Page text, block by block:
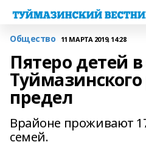
Общество 11 МАРТА 2019, 14:28
Пятеро детей
предел
Врайоне проживают
семей.